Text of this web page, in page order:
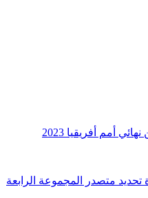
أمم أفريقيا 2023
تحديد متصدر المجموعة الرابعة